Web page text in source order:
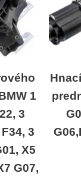
1
3
3
X5
G07,